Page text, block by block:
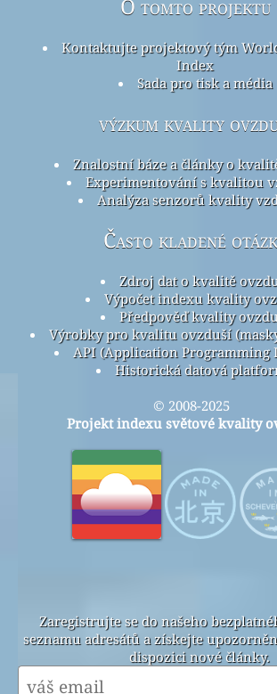
O tomto projektu
Kontaktujte projektový tým
Index
Sada pro tisk a média
výzkum kvality
Znalostní báze a články o
Experimentování s kvalitou
Analýza senzorů kvality
Často kladené
Zdroj dat o kvalitě
Výpočet indexu kvality
Předpověď kvality
Výrobky pro kvalitu ovzduší
API (Application Programming
Historická datová
© 2008-2025
Projekt indexu světové kvality
Zaregistrujte se do našeho
seznamu adresátů a získejte
dispozici nové články.